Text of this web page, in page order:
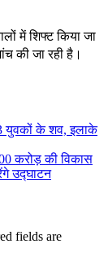
में शिफ्ट किया जा
की जा रही है।
युवकों के शव, इलाके
करोड़ की विकास
उद्घाटन
fields are